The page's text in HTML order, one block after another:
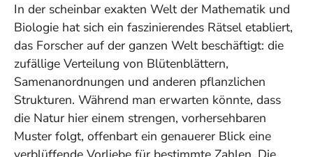
In der scheinbar exakten Welt der Mathematik und
Biologie hat sich ein faszinierendes Rätsel etabliert,
das Forscher auf der ganzen Welt beschäftigt: die
zufällige Verteilung von Blütenblättern,
Samenanordnungen und anderen pflanzlichen
Strukturen. Während man erwarten könnte, dass
die Natur hier einem strengen, vorhersehbaren
Muster folgt, offenbart ein genauerer Blick eine